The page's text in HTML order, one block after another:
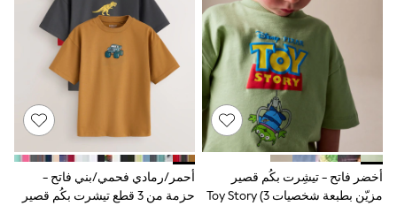
Polo Shirts
All Girls Sports & Swimwear
T-Shirts
Bags & Backpacks
Lunchboxes
Caps
Bags
Blouses
Shirts
Polo Shirts
GIRLS
New In
أخضر فاتح - تيشِرت بكُم قصير
مزيّن بطبعة شخصيات Toy Story (3
أحمر/رمادي فحمي/بني فاتح -
حزمة من 3 قطع تيشرت بكُم قصير